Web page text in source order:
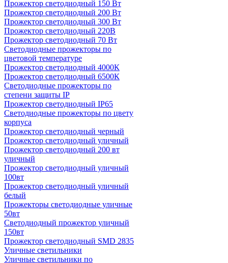
Прожектор светодиодный 150 Вт
Прожектор светодиодный 200 Вт
Прожектор светодиодный 300 Вт
Прожектор светодиодный 220В
Прожектор светодиодный 70 Вт
Светодиодные прожекторы по
цветовой температуре
Прожектор светодиодный 4000К
Прожектор светодиодный 6500К
Светодиодные прожекторы по
степени защиты IP
Прожектор светодиодный IP65
Светодиодные прожекторы по цвету
корпуса
Прожектор светодиодный черный
Прожектор светодиодный уличный
Прожектор светодиодный 200 вт
уличный
Прожектор светодиодный уличный
100вт
Прожектор светодиодный уличный
белый
Прожекторы светодиодные уличные
50вт
Светодиодный прожектор уличный
150вт
Прожектор светодиодный SMD 2835
Уличные светильники
Уличные светильники по